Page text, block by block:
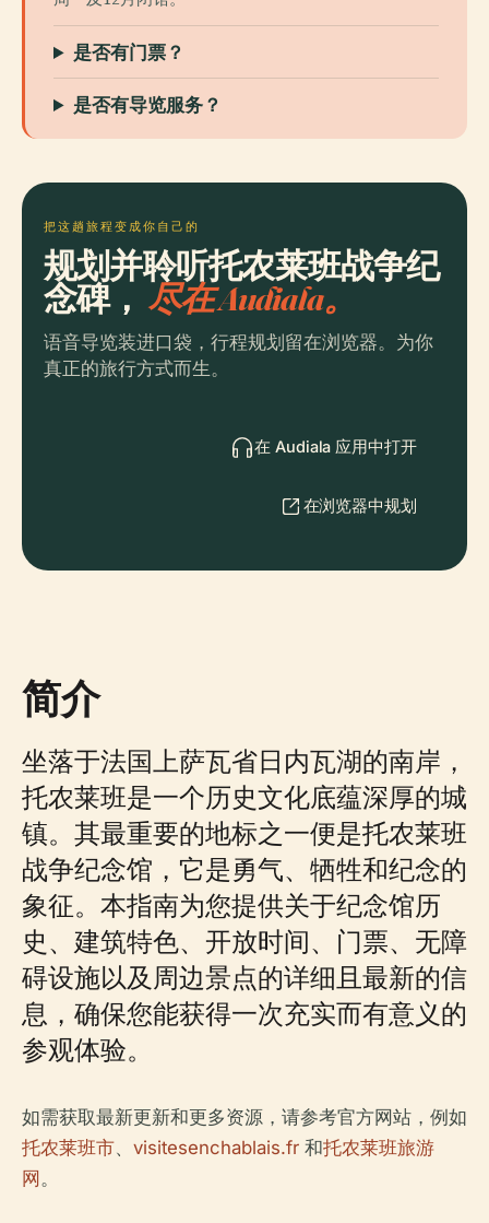
是否有门票？
是否有导览服务？
把这趟旅程变成你自己的
规划并聆听托农莱班战争纪
念碑， 尽在 Audiala。
语音导览装进口袋，行程规划留在浏览器。为你
真正的旅行方式而生。
在 Audiala 应用中打开
在浏览器中规划
简介
坐落于法国上萨瓦省日内瓦湖的南岸，
托农莱班是一个历史文化底蕴深厚的城
镇。其最重要的地标之一便是托农莱班
战争纪念馆，它是勇气、牺牲和纪念的
象征。本指南为您提供关于纪念馆历
史、建筑特色、开放时间、门票、无障
碍设施以及周边景点的详细且最新的信
息，确保您能获得一次充实而有意义的
参观体验。
如需获取最新更新和更多资源，请参考官方网站，例如
托农莱班市、 visitesenchablais.fr 和托农莱班旅游
网 。